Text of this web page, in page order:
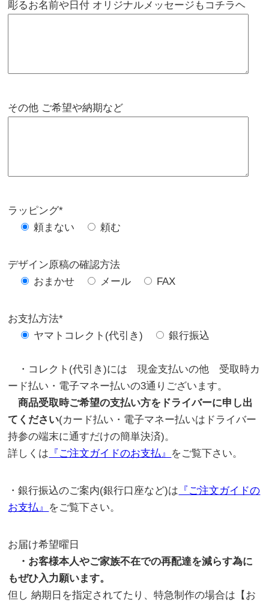
彫るお名前や日付 オリジナルメッセージもコチラヘ
その他 ご希望や納期など
ラッピング*
頼まない
頼む
デザイン原稿の確認方法
おまかせ
メール FAX
お支払方法*
ヤマトコレクト(代引き)
銀行振込
・コレクト(代引き)には 現金支払いの他 受取時カ
ード払い・電子マネー払いの3通りございます。
商品受取時ご希望の支払い方をドライバーに申し出
てください(カード払い・電子マネー払いはドライバー
持参の端末に通すだけの簡単決済)。
詳しくは 『ご注文ガイドのお支払』 をご覧下さい。
・銀行振込のご案内(銀行口座など)は 『ご注文ガイドの
お支払』 をご覧下さい。
お届け希望曜日
・お客様本人やご家族不在での再配達を減らす為に
もぜひ入力願います。
但し 納期日を指定されてたり、特急制作の場合は【お